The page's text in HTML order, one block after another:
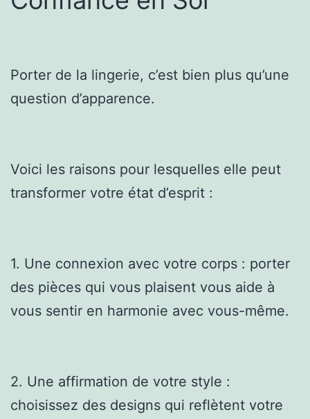
Porter de la lingerie, c’est bien plus qu’une
question d’apparence.
Voici les raisons pour lesquelles elle peut
transformer votre état d’esprit :
1. Une connexion avec votre corps : porter
des pièces qui vous plaisent vous aide à
vous sentir en harmonie avec vous-même.
2. Une affirmation de votre style :
choisissez des designs qui reflètent votre